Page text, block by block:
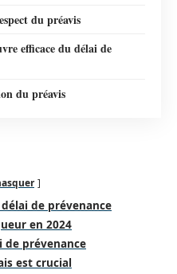
du préavis
efficace du délai de
du préavis
de prévenance
en 2024
de prévenance
est crucial